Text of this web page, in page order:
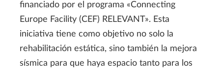
financiado por el programa «Connecting
Europe Facility (CEF) RELEVANT». Esta
iniciativa tiene como objetivo no solo la
rehabilitación estática, sino también la mejora
sísmica para que haya espacio tanto para los